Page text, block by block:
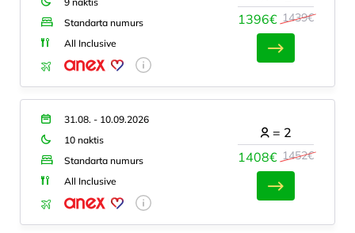
Standarta numurs
All Inclusive
1396€ 1439€
31.08. - 10.09.2026
10 naktis
Standarta numurs
All Inclusive
1408€ 1452€
= 2